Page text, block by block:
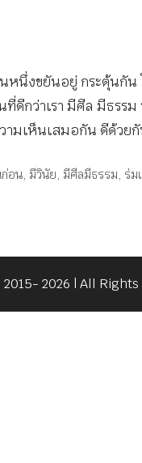
ยันอยู่ กระตุ้นกัน โอ๊
ดีกว่าเรา มีศีล มีธร
มเห็นเสมอกัน ดีด้ว
อน, มีวินัย, มีศีลมีธรรม, ร่ม
2026 | All Rights